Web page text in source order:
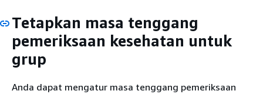
Tetapkan masa tenggang
pemeriksaan kesehatan untuk
grup
Anda dapat mengatur masa tenggang pemeriksaan